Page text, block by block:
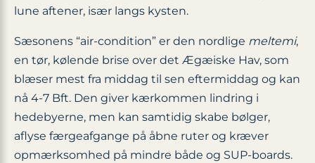
lune aftener, især langs kysten.
Sæsonens “air-condition” er den nordlige meltemi,
en tør, kølende brise over det Ægæiske Hav, som
blæser mest fra middag til sen eftermiddag og kan
nå 4-7 Bft. Den giver kærkommen lindring i
hedebyerne, men kan samtidig skabe bølger,
aflyse færgeafgange på åbne ruter og kræver
opmærksomhed på mindre både og SUP-boards.